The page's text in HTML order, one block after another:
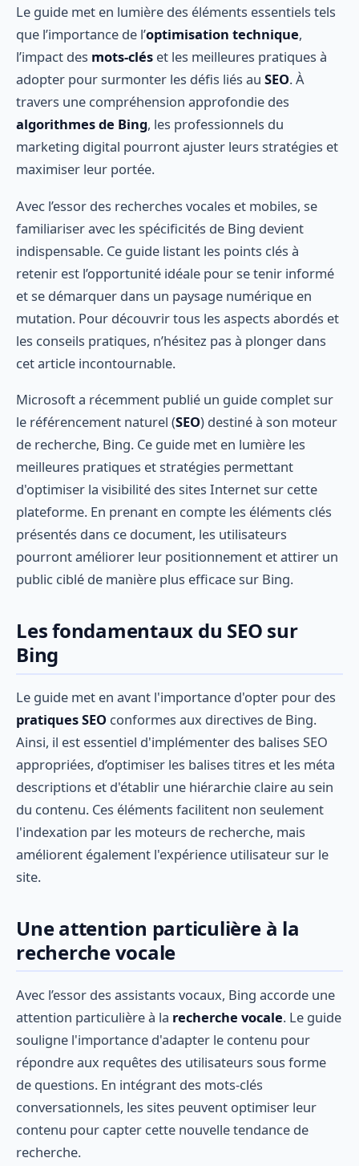
Le guide met en lumière des éléments essentiels tels
que l’importance de l’optimisation technique,
l’impact des mots-clés et les meilleures pratiques à
adopter pour surmonter les défis liés au SEO. À
travers une compréhension approfondie des
algorithmes de Bing, les professionnels du
marketing digital pourront ajuster leurs stratégies et
maximiser leur portée.
Avec l’essor des recherches vocales et mobiles, se
familiariser avec les spécificités de Bing devient
indispensable. Ce guide listant les points clés à
retenir est l’opportunité idéale pour se tenir informé
et se démarquer dans un paysage numérique en
mutation. Pour découvrir tous les aspects abordés et
les conseils pratiques, n’hésitez pas à plonger dans
cet article incontournable.
Microsoft a récemment publié un guide complet sur
le référencement naturel (SEO) destiné à son moteur
de recherche, Bing. Ce guide met en lumière les
meilleures pratiques et stratégies permettant
d'optimiser la visibilité des sites Internet sur cette
plateforme. En prenant en compte les éléments clés
présentés dans ce document, les utilisateurs
pourront améliorer leur positionnement et attirer un
public ciblé de manière plus efficace sur Bing.
Les fondamentaux du SEO sur
Bing
Le guide met en avant l'importance d'opter pour des
pratiques SEO conformes aux directives de Bing.
Ainsi, il est essentiel d'implémenter des balises SEO
appropriées, d’optimiser les balises titres et les méta
descriptions et d'établir une hiérarchie claire au sein
du contenu. Ces éléments facilitent non seulement
l'indexation par les moteurs de recherche, mais
améliorent également l'expérience utilisateur sur le
site.
Une attention particulière à la
recherche vocale
Avec l’essor des assistants vocaux, Bing accorde une
attention particulière à la recherche vocale. Le guide
souligne l'importance d'adapter le contenu pour
répondre aux requêtes des utilisateurs sous forme
de questions. En intégrant des mots-clés
conversationnels, les sites peuvent optimiser leur
contenu pour capter cette nouvelle tendance de
recherche.